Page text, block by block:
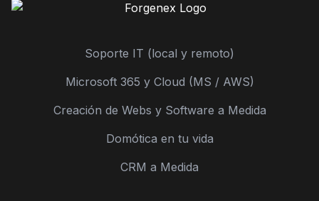
Soporte IT (local y remoto)
Microsoft 365 y Cloud (MS / AWS)
Creación de Webs y Software a Medida
Domótica en tu vida
CRM a Medida